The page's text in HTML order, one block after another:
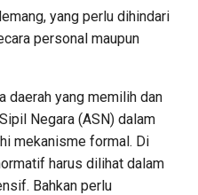
yang perlu dihindari
personal maupun
daerah yang memilih dan
Negara (ASN) dalam
mekanisme formal. Di
harus dilihat dalam
Bahkan perlu